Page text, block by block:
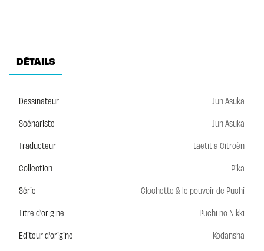
DÉTAILS
Dessinateur
Jun Asuka
Scénariste
Jun Asuka
Traducteur
Laetitia Citroën
Collection
Pika
Série
Clochette & le pouvoir de Puchi
Titre d'origine
Puchi no Nikki
Editeur d'origine
Kodansha